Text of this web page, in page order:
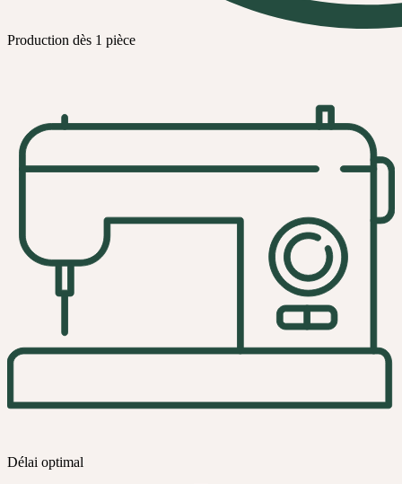
Production dès 1 pièce
Délai optimal